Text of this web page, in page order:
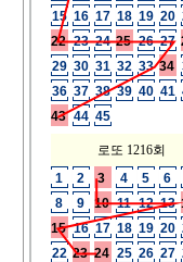
15 16 17 18 19 20
22 23 24 25 26 27
29 30 31 32 33 34
36 37 38 39 40 41
43 44 45
로또 1216회
1
2 3 4 5
6
8
9 10 11 12 13
15 16 17 18 19 20
22 23 24 25 26 27